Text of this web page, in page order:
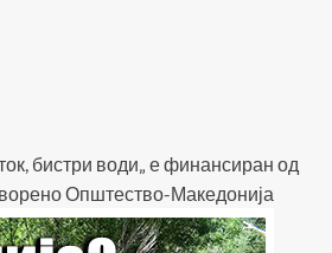
бистри води„ е финансиран од
Општество-Македонија